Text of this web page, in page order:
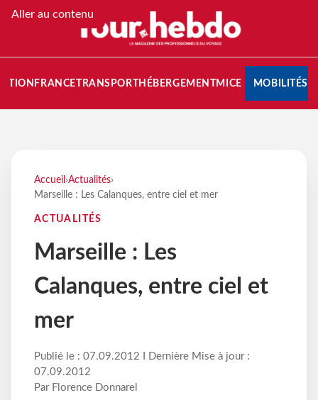
Aller au contenu
FRANCETRANSPORT HÉBERGEMENTMICE MOBILITÉS
Accueil ›Actualités›
Marseille : Les Calanques, entre ciel et mer
ACTUALITÉS
Marseille : Les
Calanques, entre ciel et
mer
Publié le : 07.09.2012 I Dernière Mise à jour :
07.09.2012
Par Florence Donnarel